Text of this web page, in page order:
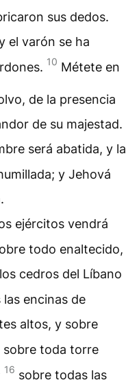
sus dedos.
el varón se ha
10 Métete en
de la presencia
de su majestad.
será abatida, y la
y Jehová
ejércitos vendrá
todo enaltecido,
cedros del Líbano
encinas de
altos, y sobre
sobre toda torre
16 sobre todas las